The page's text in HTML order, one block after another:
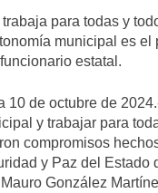
para todas y
municipal es el
estatal.
10 de octubre de
y trabajar para
compromisos
y Paz del Estado
González